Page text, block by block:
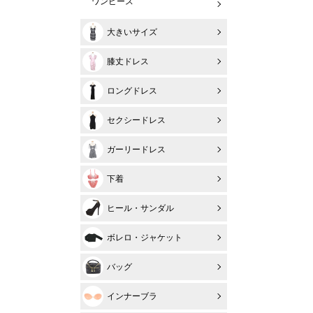
大きいサイズ
膝丈ドレス
ロングドレス
セクシードレス
ガーリードレス
下着
ヒール・サンダル
ボレロ・ジャケット
バッグ
インナーブラ